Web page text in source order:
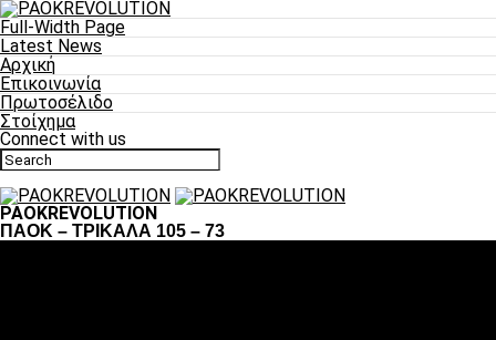
Full-Width Page
Latest News
Αρχική
Επικοινωνία
Πρωτοσέλιδο
Στοίχημα
Connect with us
PAOKREVOLUTION
ΠΑΟΚ – ΤΡΙΚΑΛΑ 105 – 73